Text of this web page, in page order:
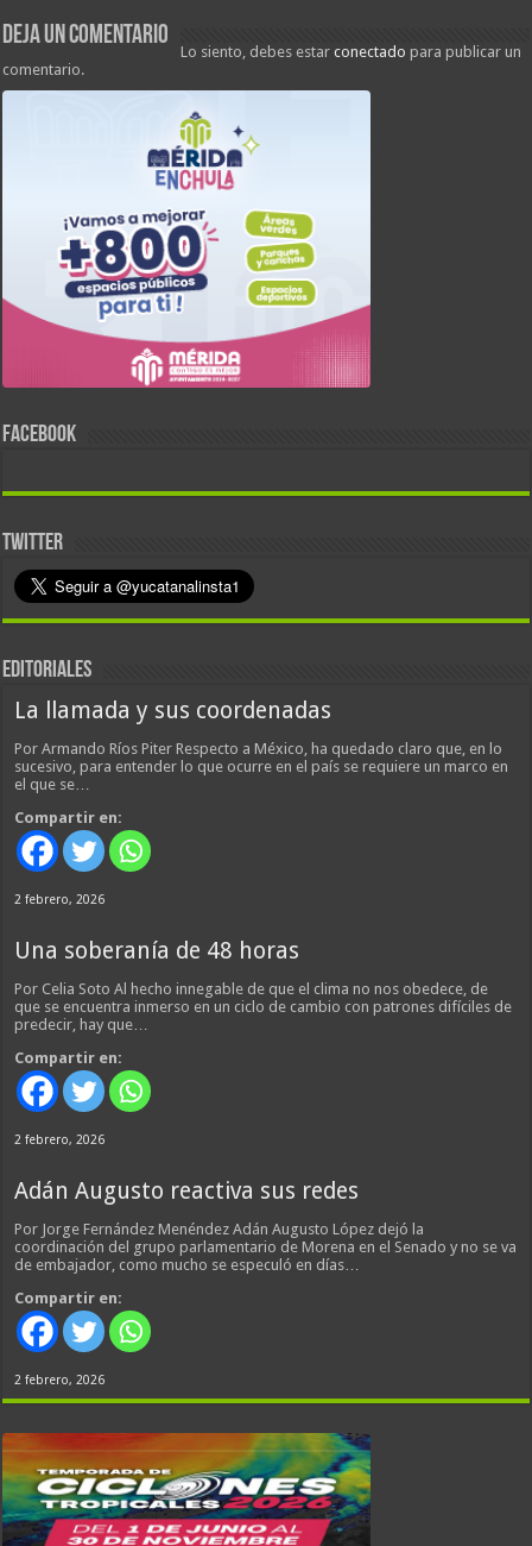
Deja un comentario
Lo siento, debes estarconectado para publicar un
comentario.
FACEBOOK
TWITTER
EDITORIALES
La llamada y sus coordenadas
Por Armando Ríos Piter Respecto a México, ha quedado claro que, en lo
sucesivo, para entender lo que ocurre en el país se requiere un marco en
el que se…
Compartir en:
2 febrero, 2026
Una soberanía de 48 horas
Por Celia Soto Al hecho innegable de que el clima no nos obedece, de
que se encuentra inmerso en un ciclo de cambio con patrones difíciles de
predecir, hay que…
Compartir en:
2 febrero, 2026
Adán Augusto reactiva sus redes
Por Jorge Fernández Menéndez Adán Augusto López dejó la
coordinación del grupo parlamentario de Morena en el Senado y no se va
de embajador, como mucho se especuló en días…
Compartir en:
2 febrero, 2026